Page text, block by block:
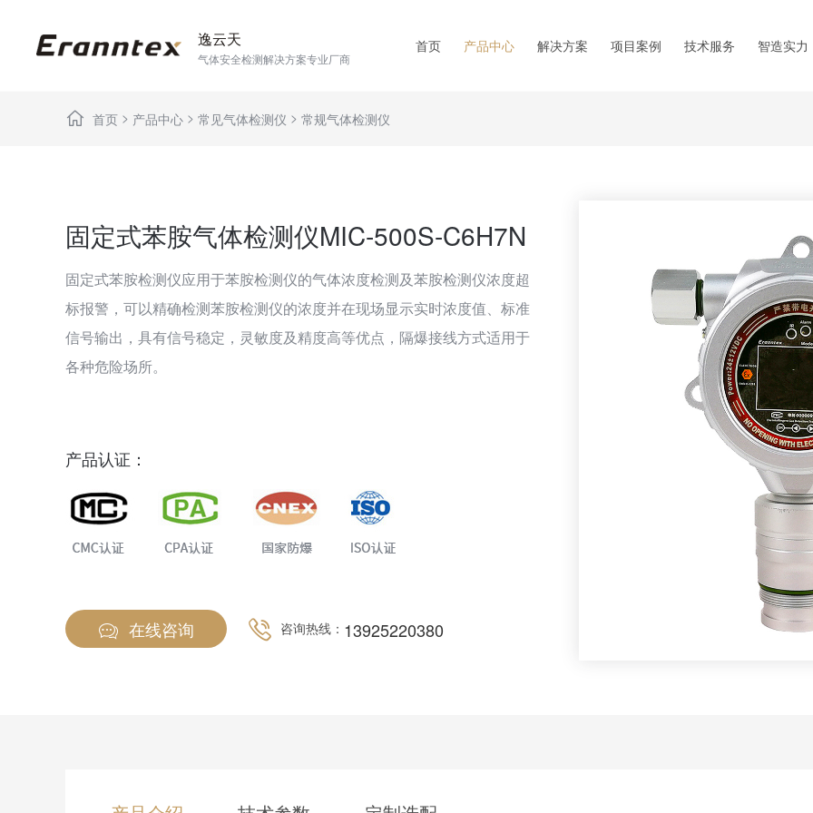
逸云天
气体安全检测解决方案专业厂商
首页 产品中心 解决方案 项目案例 技术服务 智造实力
首页 > 产品中心 > 常见气体检测仪 > 常规气体检测仪
固定式苯胺气体检测仪MIC-500S-C6H7N
固定式苯胺检测仪应用于苯胺检测仪的气体浓度检测及苯胺检测仪浓度超
标报警，可以精确检测苯胺检测仪的浓度并在现场显示实时浓度值、标准
信号输出，具有信号稳定，灵敏度及精度高等优点，隔爆接线方式适用于
各种危险场所。
产品认证：
在线咨询 咨询热线： 13925220380